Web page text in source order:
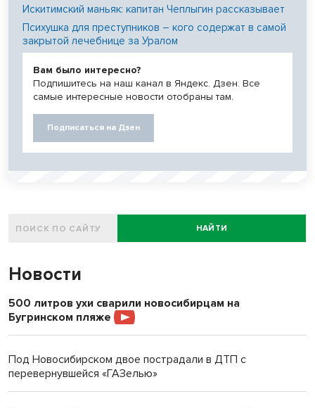
Искитимский маньяк: капитан Чеплыгин рассказывает
Психушка для преступников – кого содержат в самой
закрытой лечебнице за Уралом
Вам было интересно?
Подпишитесь на наш канал в Яндекс. Дзен. Все
самые интересные новости отобраны там.
Подписаться на Дзен
НАЙТИ
Новости
500 литров ухи сварили новосибирцам на
Бугринском пляже
Под Новосибирском двое пострадали в ДТП с
перевернувшейся «ГАЗелью»